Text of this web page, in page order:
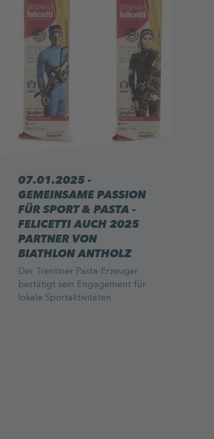
07.01.2025 -
GEMEINSAME PASSION
FÜR SPORT & PASTA -
FELICETTI AUCH 2025
PARTNER VON
BIATHLON ANTHOLZ
Der Trentiner Pasta-Erzeuger
bestätigt sein Engagement für
lokale Sportaktivitäten